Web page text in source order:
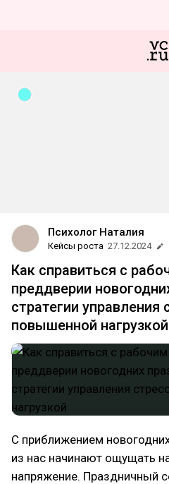
Психолог Наталия
Кейсы роста 27.12.2024
Как справиться с
преддверии
стратегии управления
повышенной нагрузкой
С приближением
из нас начинают ощущать
напряжение. Праздничный